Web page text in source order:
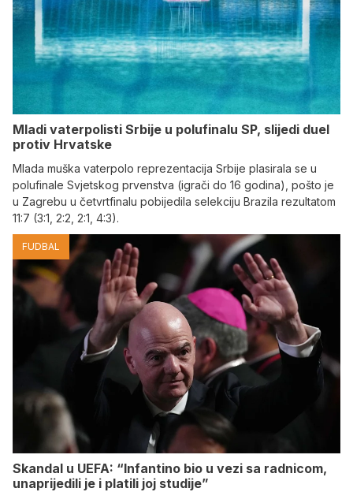
Mladi vaterpolisti Srbije u polufinalu SP, slijedi duel
protiv Hrvatske
Mlada muška vaterpolo reprezentacija Srbije plasirala se u
polufinale Svjetskog prvenstva (igrači do 16 godina), pošto je
u Zagrebu u četvrtfinalu pobijedila selekciju Brazila rezultatom
11:7 (3:1, 2:2, 2:1, 4:3).
FUDBAL
Skandal u UEFA: “Infantino bio u vezi sa radnicom,
unaprijedili je i platili joj studije”